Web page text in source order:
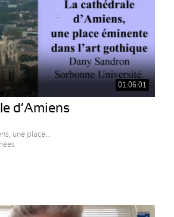
01:06:01
d’Amiens
une place...